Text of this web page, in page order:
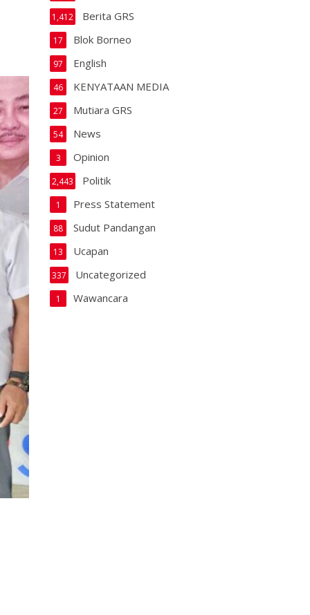
Berita GRS
1,412
Blok Borneo
17
English
97
KENYATAAN MEDIA
46
Mutiara GRS
27
News
54
Opinion
3
Politik
2,443
Press Statement
1
Sudut Pandangan
88
Ucapan
13
Uncategorized
337
Wawancara
1